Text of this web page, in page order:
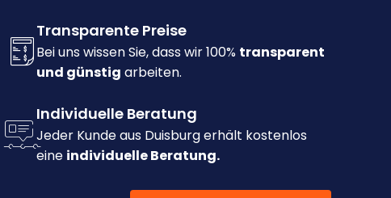
Transparente Preise
Bei uns wissen Sie, dass wir 100% transparent
und günstig arbeiten.
Individuelle Beratung
Jeder Kunde aus Duisburg erhält kostenlos
eine individuelle Beratung.